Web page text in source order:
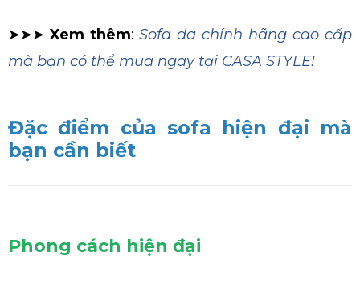
➤➤➤Xem thêm: Sofa da chính hãng cao cấp
mà bạn có thể mua ngay tại CASA STYLE!
Đặc điểm của sofa hiện đại mà
bạn cần biết
Phong cách hiện đại